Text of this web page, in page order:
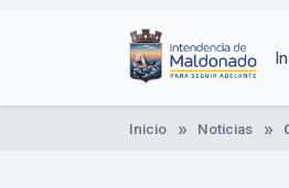
Inicio Noticias